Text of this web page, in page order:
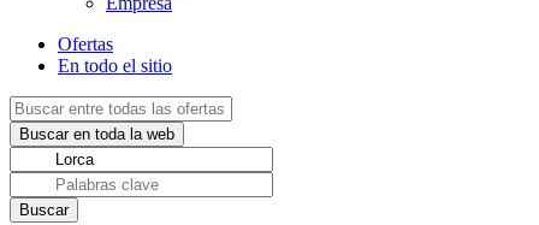
Ofertas
En todo el sitio